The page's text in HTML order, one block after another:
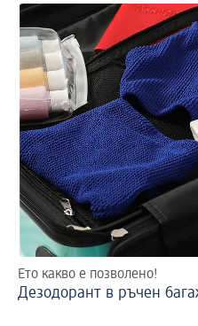
Ето какво е позволено!
Дезодорант в ръчен